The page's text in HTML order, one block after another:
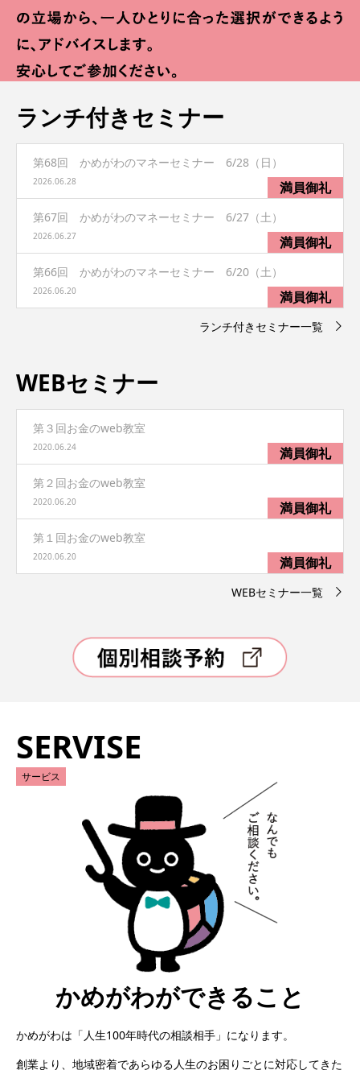
ランチ付きセミナー
第68回 かめがわのマネーセミナー 6/28（日）
2026.06.28
第67回 かめがわのマネーセミナー 6/27（土）
2026.06.27
第66回 かめがわのマネーセミナー 6/20（土）
2026.06.20
ランチ付きセミナー一覧
WEBセミナー
第３回お金のweb教室
2020.06.24
第２回お金のweb教室
2020.06.20
第１回お金のweb教室
2020.06.20
WEBセミナー一覧
SERVISE
サービス
かめがわができること
かめがわは「人生100年時代の相談相手」になります。
創業より、地域密着であらゆる人生のお困りごとに対応してきた